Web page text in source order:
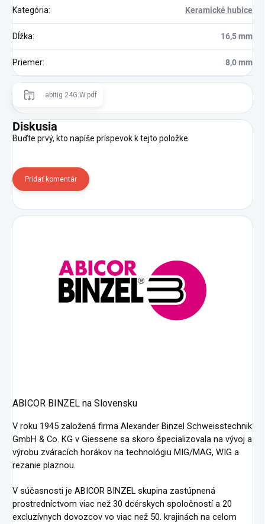
Kategória: Keramické hubice
Dĺžka: 16,5 mm
Priemer: 8,0 mm
abitig 24G:W.pdf
Diskusia
Buďte prvý, kto napíše príspevok k tejto položke.
Pridať komentár
ABICOR BINZEL na Slovensku
V roku 1945 založená firma Alexander Binzel Schweisstechnik
GmbH & Co. KG v Giessene sa skoro špecializovala na vývoj a
výrobu zváracích horákov na technológiu MIG/MAG, WIG a
rezanie plaznou.
V súčasnosti je ABICOR BINZEL skupina zastúpnená
prostredníctvom viac než 30 dcérskych spoločností a 20
excluzívnych dovozcov vo viac než 50. krajinách na celom